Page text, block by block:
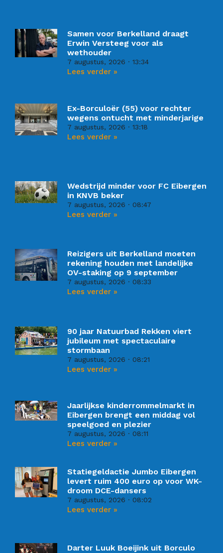
Samen voor Berkelland draagt
Erwin Versteeg voor als
wethouder
7 augustus, 2026 13:34
Lees verder »
Ex-Borculoër (55) voor rechter
wegens ontucht met minderjarige
7 augustus, 2026 13:18
Lees verder »
Wedstrijd minder voor FC Eibergen
in KNVB beker
7 augustus, 2026 08:47
Lees verder »
Reizigers uit Berkelland moeten
rekening houden met landelijke
OV-staking op 9 september
7 augustus, 2026 08:33
Lees verder »
90 jaar Natuurbad Rekken viert
jubileum met spectaculaire
stormbaan
7 augustus, 2026 08:21
Lees verder »
Jaarlijkse kinderrommelmarkt in
Eibergen brengt een middag vol
speelgoed en plezier
7 augustus, 2026 08:11
Lees verder »
Statiegeldactie Jumbo Eibergen
levert ruim 400 euro op voor WK-
droom DCE-dansers
7 augustus, 2026 08:02
Lees verder »
Darter Luuk Boeijink uit Borculo